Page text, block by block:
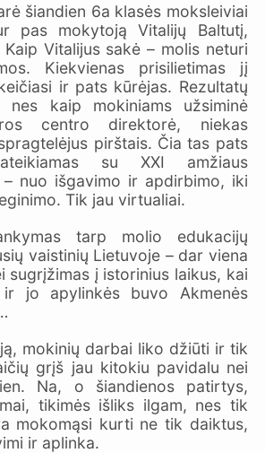
šiandien 6a klasės moksleiviai
pas mokytoją Vitalijų Baltutį,
Vitalijus sakė – molis neturi
Kiekvienas prisilietimas jį
ir pats kūrėjas. Rezultatų
nes kaip mokiniams užsiminė
centro direktorė, niekas
pirštais. Čia tas pats
su XXI amžiaus
– nuo išgavimo ir apdirbimo, iki
Tik jau virtualiai.
tarp molio edukacijų
vaistinių Lietuvoje – dar viena
sugrįžimas į istorinius laikus, kai
ir jo apylinkės buvo Akmenės
mokinių darbai liko džiūti ir tik
grįš jau kitokiu pavidalu nei
Na, o šiandienos patirtys,
tikimės išliks ilgam, nes tik
mokomąsi kurti ne tik daiktus,
ir aplinka.